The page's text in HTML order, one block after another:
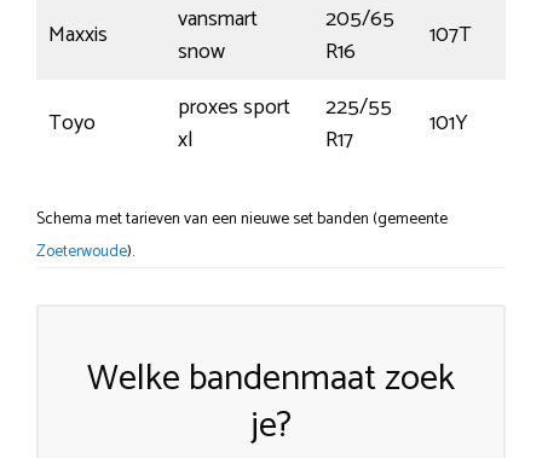
Maxxis
vansmart
snow
205/65
R16
107T
Toyo
proxes sport
xl
225/55
R17
101Y
Schema met tarieven van een nieuwe set banden (gemeente
Zoeterwoude).
Welke bandenmaat zoek
je?